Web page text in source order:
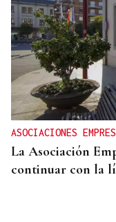
ASOCIACIONES
La Asociación
continuar con la